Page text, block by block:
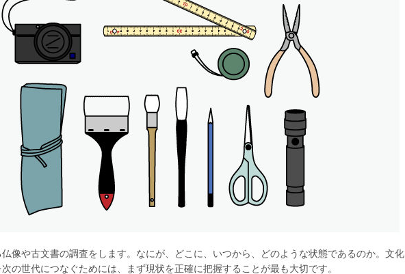
像や古文書の調査をします。なにが、どこに、いつから、どのような状態であるのか。文化
次の世代につなぐためには、まず現状を正確に把握することが最も大切です。